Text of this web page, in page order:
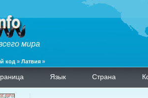
мира
код » Латвия »
Язык Страна